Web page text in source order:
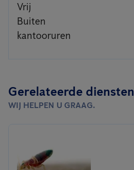
Vrij
Buiten
kantooruren
Gerelateerde diensten
WIJ HELPEN U GRAAG.